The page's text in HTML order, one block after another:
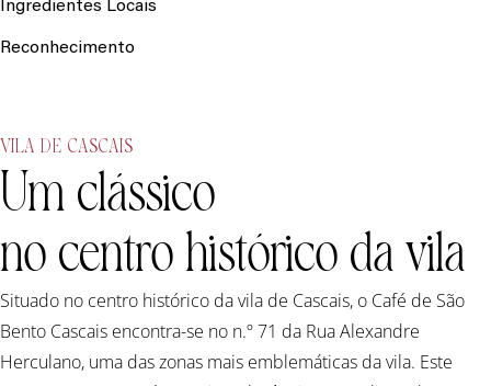
Ingredientes Locais
Reconhecimento
VILA DE CASCAIS
Um clássico
no centro histórico da vila
Situado no centro histórico da vila de Cascais, o Café de São
Bento Cascais encontra-se no n.º 71 da Rua Alexandre
Herculano, uma das zonas mais emblemáticas da vila. Este